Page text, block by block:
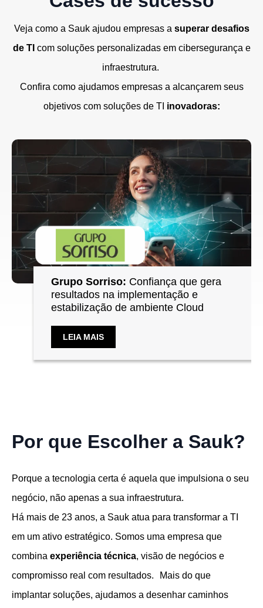
Veja como a Sauk ajudou empresas a superar desafios
de TI com soluções personalizadas em cibersegurança e
infraestrutura.
Confira como ajudamos empresas a alcançarem seus
objetivos com soluções de TI inovadoras:
Grupo Sorriso: Confiança que gera
resultados na implementação e
estabilização de ambiente Cloud
LEIA MAIS
Por que Escolher a Sauk?
Porque a tecnologia certa é aquela que impulsiona o seu
negócio, não apenas a sua infraestrutura.
Há mais de 23 anos, a Sauk atua para transformar a TI
em um ativo estratégico. Somos uma empresa que
combina experiência técnica, visão de negócios e
compromisso real com resultados. Mais do que
implantar soluções, ajudamos a desenhar caminhos